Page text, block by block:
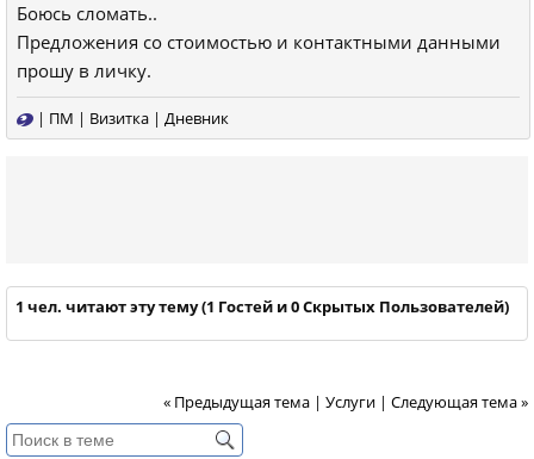
Боюсь сломать..
Предложения со стоимостью и контактными данными
прошу в личку.
| ПМ | Визитка | Дневник
1 чел. читают эту тему (1 Гостей и 0 Скрытых Пользователей)
« Предыдущая тема | Услуги | Следующая тема »